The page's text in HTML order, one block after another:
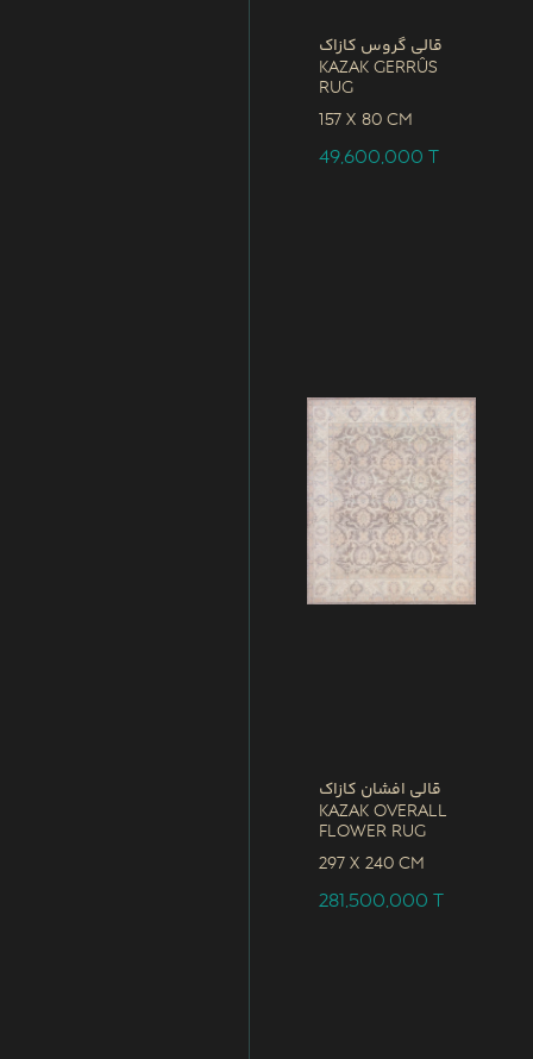
قالی گروس کازاک
Kazak Gerrûs
Rug
157 x 80 CM
49,600,000T
قالی افشان کازاک
Kazak Overall
Flower Rug
297 x 240 CM
281,500,000T